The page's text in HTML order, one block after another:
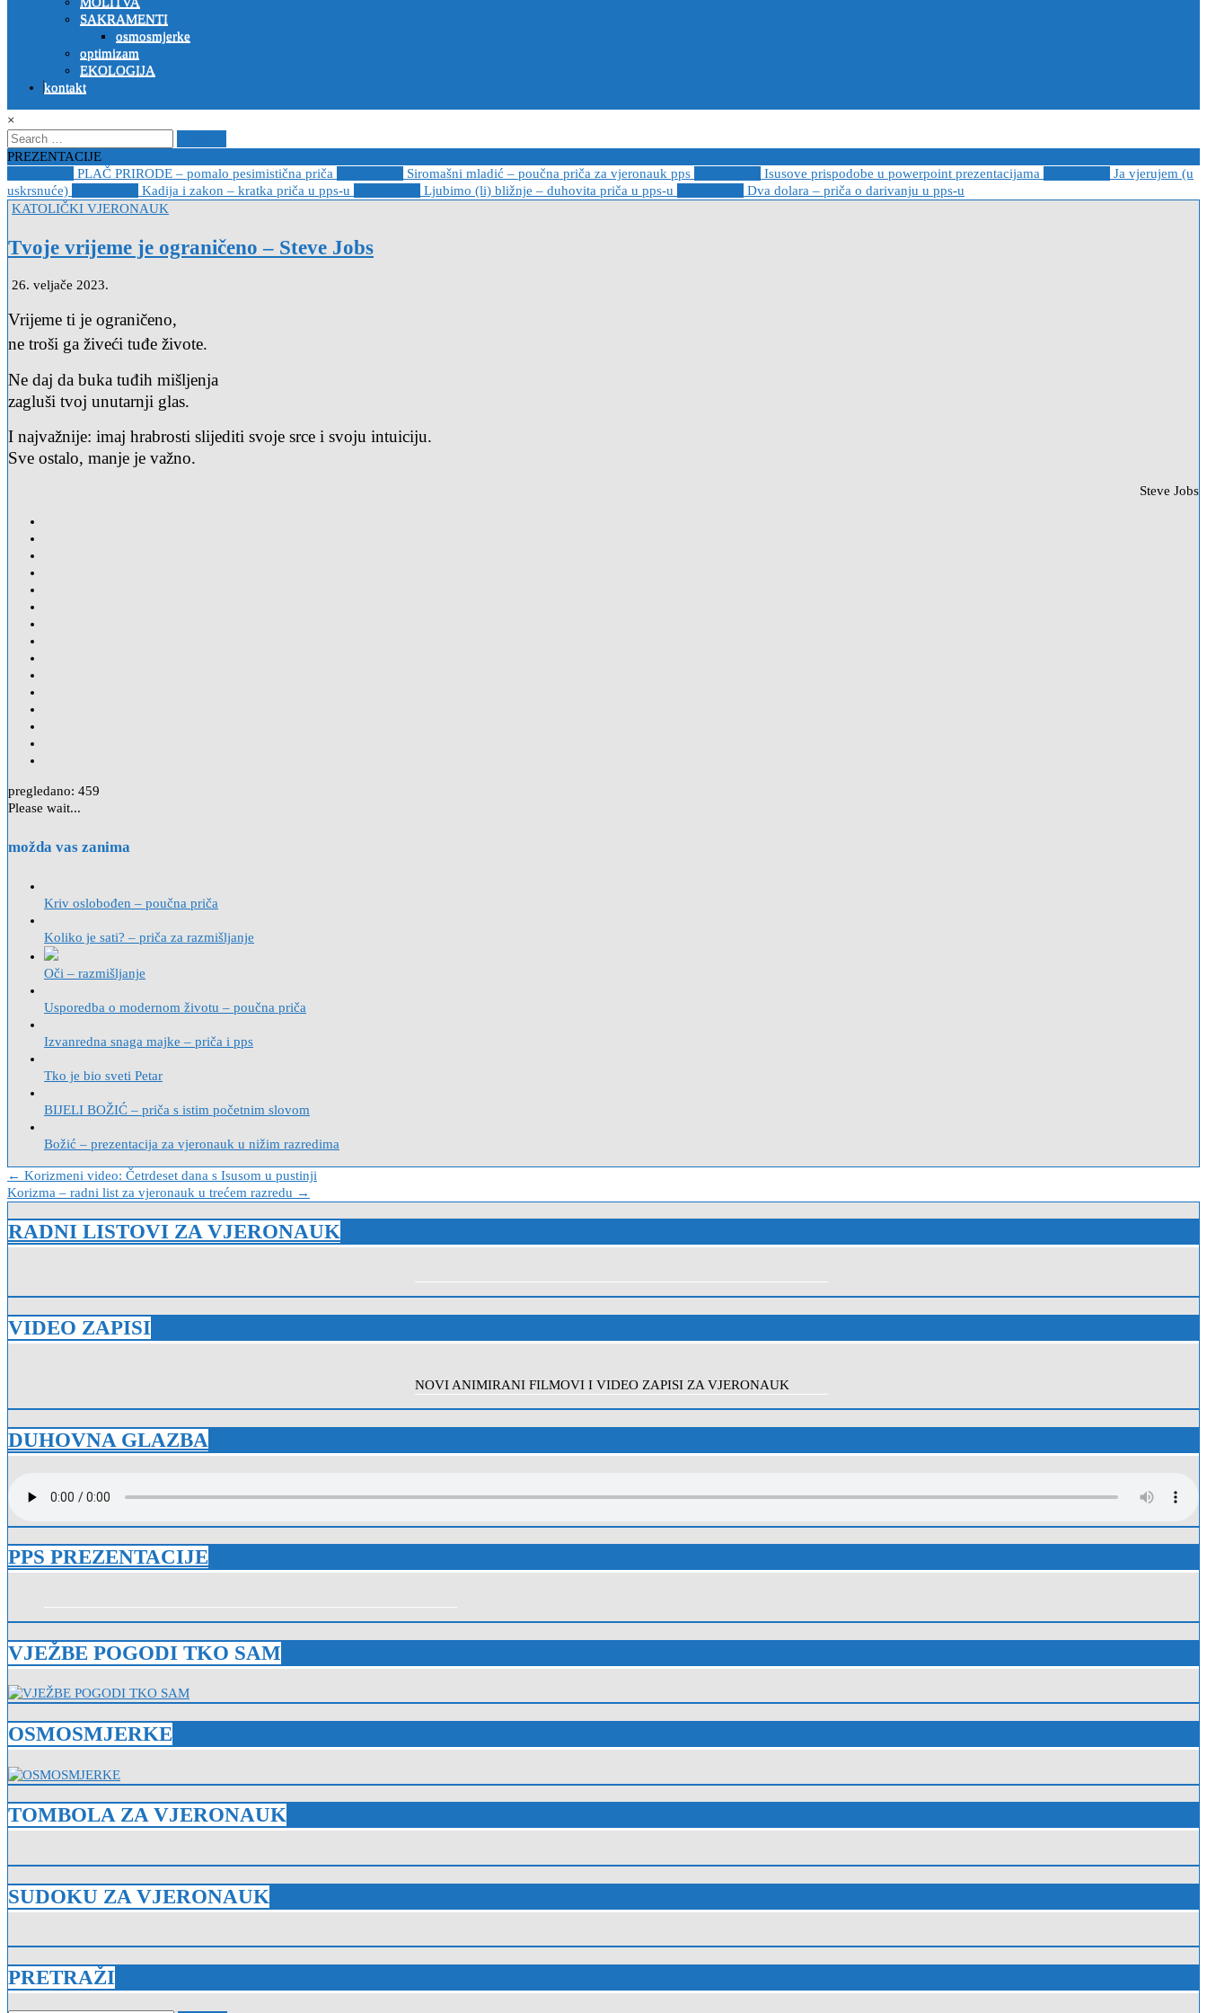
SAKRAMENTI
osmosmjerke
optimizam
EKOLOGIJA
kontakt
×
Search
for:
PREZENTACIJE
PLAČ PRIRODE – pomalo pesimistična priča Siromašni mladić – poučna priča za vjeronauk pps Isusove prispodobe u powerpoint prezentacijama
Ja vjerujem (u
uskrsnuće)
Kadija i zakon – kratka priča u pps-u Ljubimo (li) bližnje – duhovita priča u pps-u
Dva dolara – priča o darivanju u pps-u
Posted
KATOLIČKI VJERONAUK
Tvoje vrijeme je ograničeno – Steve Jobs
26. veljače 2023.
Vrijeme ti je ograničeno,
ne troši ga živeći tuđe živote.
Ne daj da buka tuđih mišljenja
zagluši tvoj unutarnji glas.
I najvažnije: imaj hrabrosti slijediti svoje srce i svoju intuiciju.
Sve ostalo, manje je važno.
Steve Jobs
pregledano: 459
Please wait...
možda vas zanima
Kriv oslobođen – poučna priča
Koliko je sati? – priča za razmišljanje
Oči – razmišljanje
Usporedba o modernom životu – poučna priča
Izvanredna snaga majke – priča i pps
Tko je bio sveti Petar
BIJELI BOŽIĆ – priča s istim početnim slovom
Božić – prezentacija za vjeronauk u nižim razredima
Navigacija
objava
← Korizmeni video: Četrdeset dana s Isusom u pustinji
Korizma – radni list za vjeronauk u trećem razredu →
RADNI LISTOVI ZA VJERONAUK
VIDEO ZAPISI
NOVI ANIMIRANI FILMOVI I VIDEO ZAPISI ZA VJERONAUK
DUHOVNA GLAZBA
PPS PREZENTACIJE
VJEŽBE POGODI TKO SAM
OSMOSMJERKE
TOMBOLA ZA VJERONAUK
SUDOKU ZA VJERONAUK
PRETRAŽI